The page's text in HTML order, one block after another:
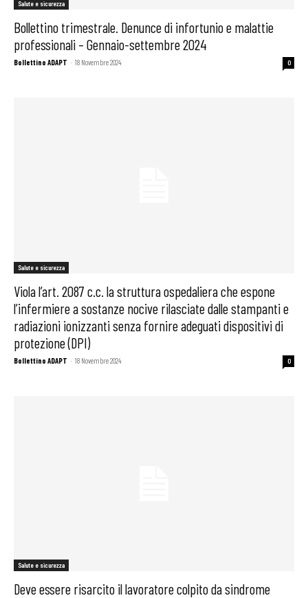
Salute e sicurezza
Bollettino trimestrale. Denunce di infortunio e malattie
professionali – Gennaio-settembre 2024
Bollettino ADAPT - 18 Novembre 2024 0
Salute e sicurezza
Viola l’art. 2087 c.c. la struttura ospedaliera che espone
l’infermiere a sostanze nocive rilasciate dalle stampanti e
radiazioni ionizzanti senza fornire adeguati dispositivi di
protezione (DPI)
Bollettino ADAPT - 18 Novembre 2024 0
Salute e sicurezza
Deve essere risarcito il lavoratore colpito da sindrome